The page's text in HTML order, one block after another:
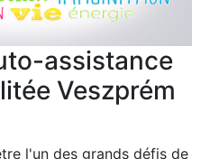
assistance
Veszprém
l'un des grands défis de